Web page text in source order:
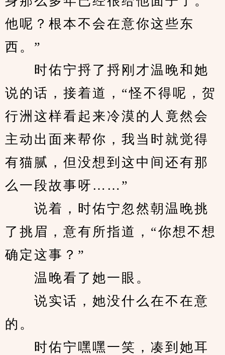
他呢？根本不会在意你这些东
西。”
时佑宁捋了捋刚才温晚和她
说的话，接着道，“怪不得呢，贺
行洲这样看起来冷漠的人竟然会
主动出面来帮你，我当时就觉得
有猫腻，但没想到这中间还有那
么一段故事呀……”
说着，时佑宁忽然朝温晚挑
了挑眉，意有所指道，“你想不想
确定这事？”
温晚看了她一眼。
说实话，她没什么在不在意
的。
时佑宁嘿嘿一笑，凑到她耳